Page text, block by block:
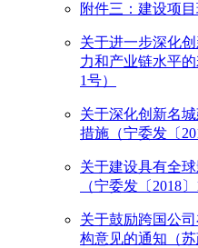
附件三：建设项
关于进一步深化
力和产业链水平的
1号）
关于深化创新名
措施（宁委发〔
关于建设具有全
（宁委发〔2018〕
关于鼓励跨国公
构意见的通知（苏